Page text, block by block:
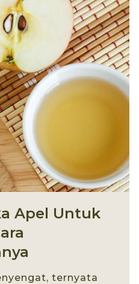
Apel Untuk
ternyata